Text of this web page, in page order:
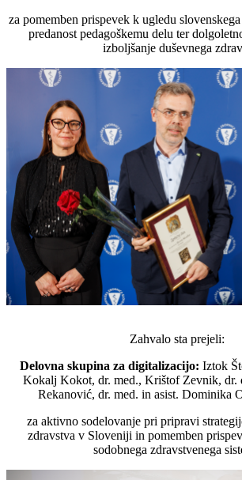
za pomemben prispevek k ugledu
predanost pedagoškemu delu ter
izboljšanje duševnega
Zahvalo sta prejeli:
Delovna skupina za digitalizacijo: Iztok
Kokalj Kokot, dr. med., Krištof Zevnik, dr.
Rekanović, dr. med. in asist. Dominika
za aktivno sodelovanje pri pripravi
zdravstva v Sloveniji in pomemben
sodobnega zdravstvenega